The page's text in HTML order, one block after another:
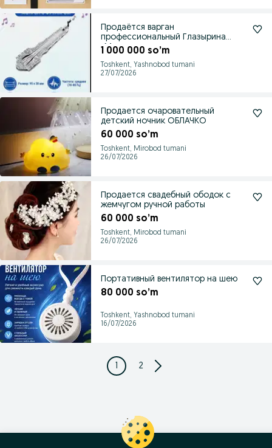
Продаётся варган
профессиональный Глазырина
«Монгол»
1 000 000 so’m
Toshkent, Yashnobod tumani
27/07/2026
Продается очаровательный
детский ночник ОБЛАЧКО
60 000 so’m
Toshkent, Mirobod tumani
26/07/2026
Продается свадебный ободок с
жемчугом ручной работы
60 000 so’m
Toshkent, Mirobod tumani
26/07/2026
Портативный вентилятор на шею
80 000 so’m
Toshkent, Yashnobod tumani
16/07/2026
1 2